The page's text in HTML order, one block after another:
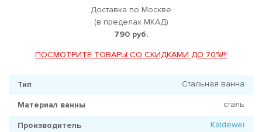
Доставка по Москве
(в пределах МКАД)
790 руб.
ПОСМОТРИТЕ ТОВАРЫ СО СКИДКАМИ ДО 70%!!!
Тип Стальная ванна
Материал ванны сталь
Производитель Kaldewei